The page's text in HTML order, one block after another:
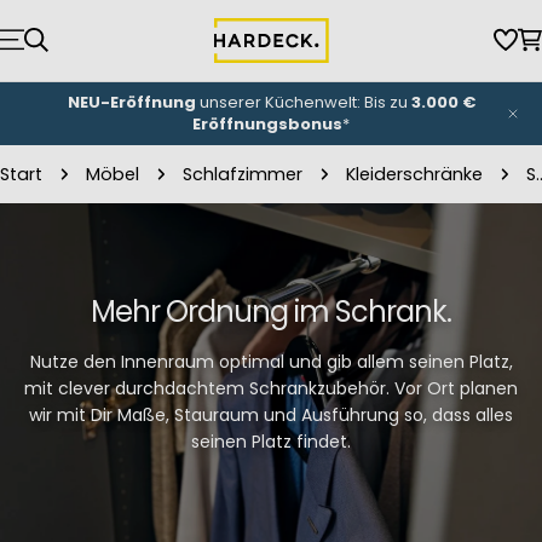
Inhalt
springen
NEU-Eröffnung unserer Küchenwelt: Bis zu 3.000 €
Eröffnungsbonus*
Start Möbel Schlafzimmer Kleiderschränke
Mehr Ordnung im Schrank.
Nutze den Innenraum optimal und gib allem seinen Platz,
mit clever durchdachtem Schrankzubehör. Vor Ort planen
wir mit Dir Maße, Stauraum und Ausführung so, dass alles
seinen Platz findet.